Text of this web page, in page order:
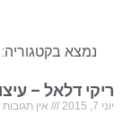
נמצא בקטגוריה:
ריקי דלאל –
יוני 7, 2015 אין תגובות